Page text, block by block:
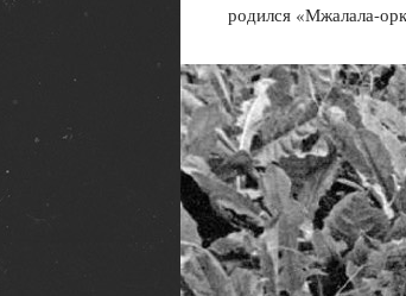
родился «Мжалала-